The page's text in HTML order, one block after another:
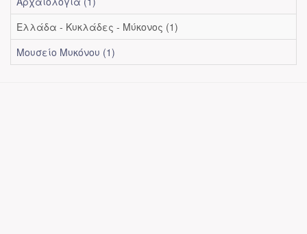
Ελλάδα - Κυκλάδες - Μύκονος (1)
Μουσείο Μυκόνου (1)